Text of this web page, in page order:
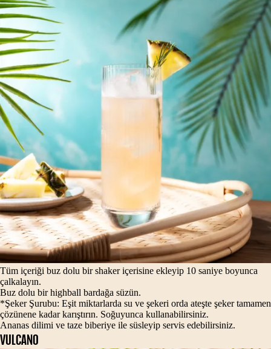
Tüm içeriği buz dolu bir shaker içerisine ekleyip 10 saniye boyunca
çalkalayın.
Buz dolu bir highball bardağa süzün.
*Şeker Şurubu: Eşit miktarlarda su ve şekeri orda ateşte şeker tamamen
çözünene kadar karıştırın. Soğuyunca kullanabilirsiniz.
Ananas dilimi ve taze biberiye ile süsleyip servis edebilirsiniz.
VULCANO